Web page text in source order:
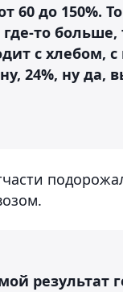
60 до 150%.
то
с хлебом,
24%, ну да,
результат